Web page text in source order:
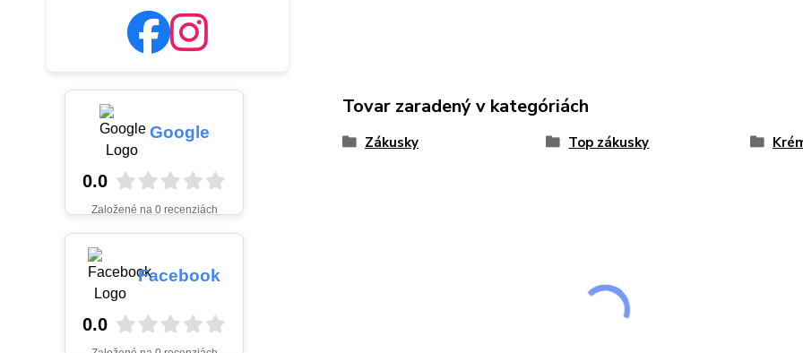
Google
0.0
Založené na 0 recenziách
Facebook
0.0
Tovar zaradený v kategóriách
Zákusky Top zákusky